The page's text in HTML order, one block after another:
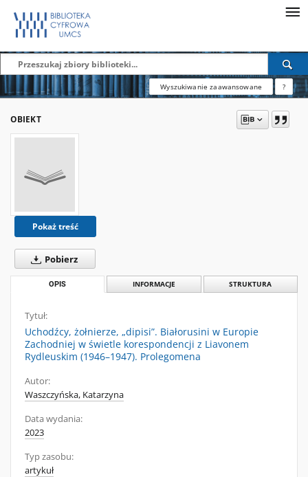
Wyszukiwanie zaawansowane ?
OBIEKT
Pokaż treść
Pobierz
OPIS INFORMACJE STRUKTURA
Tytuł:
Uchodźcy, żołnierze, „dipisi”. Białorusini w Europie
Zachodniej w świetle korespondencji z Liavonem
Rydleuskim (1946–1947). Prolegomena
Autor:
Waszczyńska, Katarzyna
Data wydania:
2023
Typ zasobu:
artykuł